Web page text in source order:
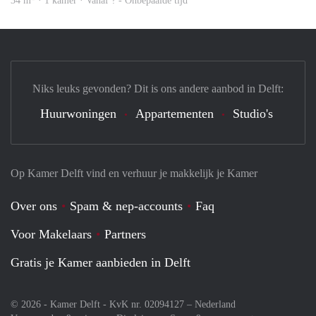
Op Kamer Delft vind en verhuur je makkelijk je Kamer
Over ons Spam & nep-accounts
Faq
Voor Makelaars
Partners
Gratis je Kamer aanbieden in Delft
© 2026 - Kamer Delft - KvK nr. 02094127 – Nederland
Niks leuks gevonden? Dit is ons andere aanbod in Delft:
Huurwoningen Appartementen Studio's